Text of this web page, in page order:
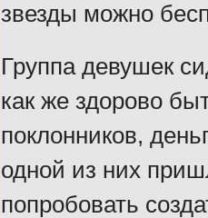
звезды можно
Группа девушек
как же здорово
поклонников,
одной из них
попробовать